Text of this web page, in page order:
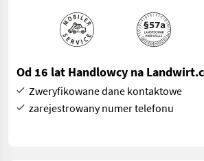
Od 16 lat Handlowcy na
Zweryfikowane dane kontaktowe
zarejestrowany numer telefonu